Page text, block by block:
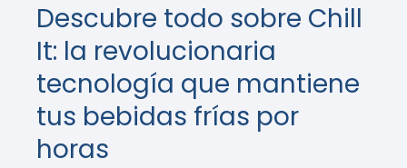
Descubre todo sobre Chill
It: la revolucionaria
tecnología que mantiene
tus bebidas frías por
horas